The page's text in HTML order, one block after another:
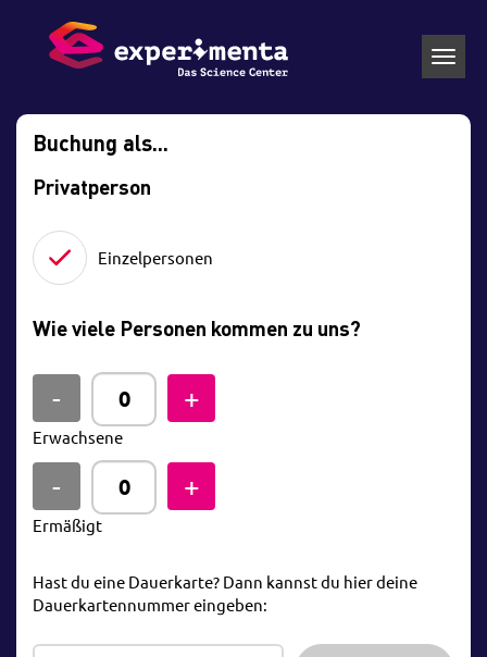
Buchung als...
Privatperson
Einzelpersonen
Wie viele Personen kommen zu uns?
Erwachsene
Ermäßigt
Hast du eine Dauerkarte? Dann kannst du hier deine
Dauerkartennummer eingeben: